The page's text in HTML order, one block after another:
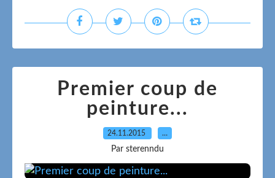
Premier coup de
peinture...
24.11.2015 …
Par sterenndu